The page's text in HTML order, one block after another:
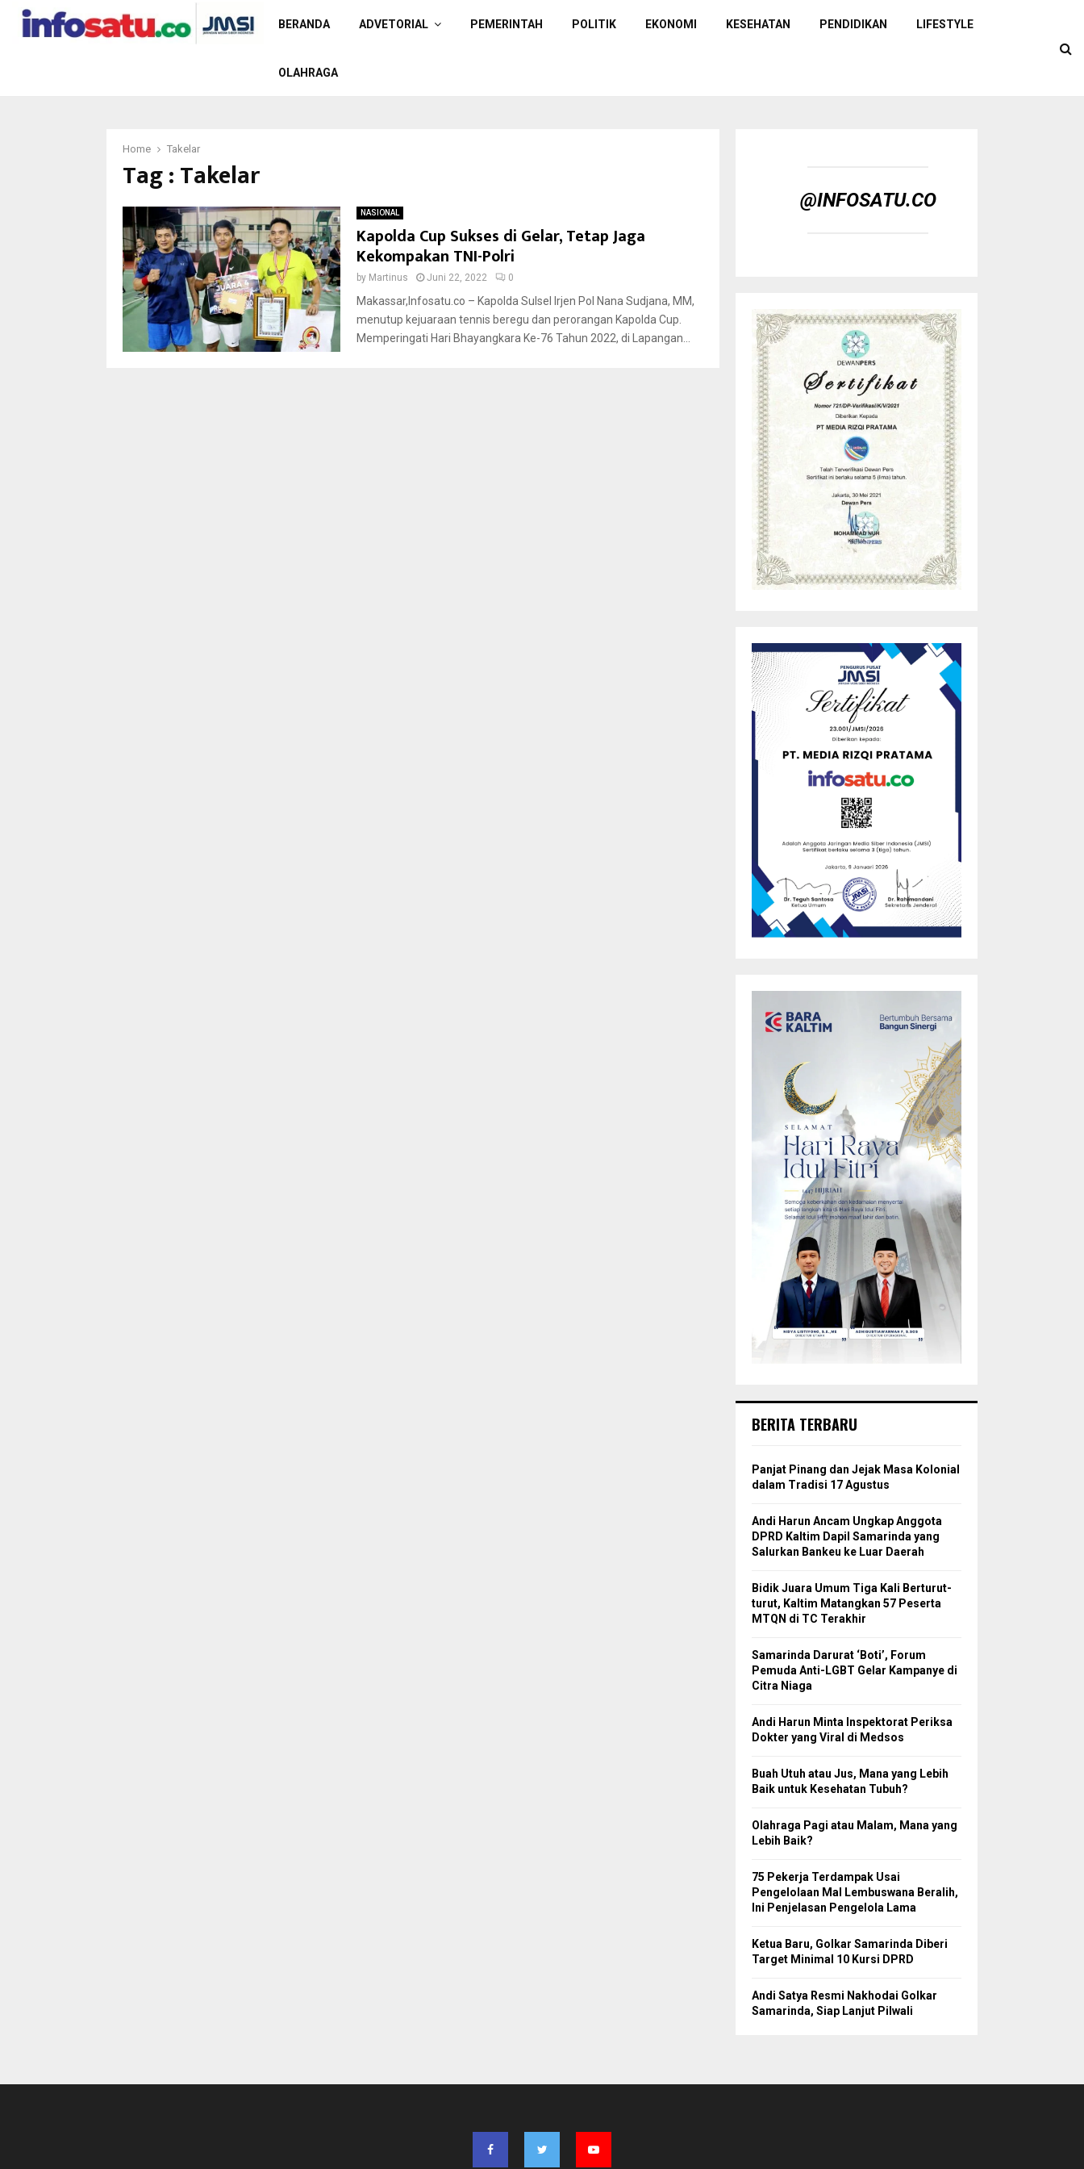
BERANDA ADVETORIAL PEMERINTAH POLITIK EKONOMI KESEHATAN PENDIDIKAN LIFESTYLE
OLAHRAGA
Home Takelar
Tag : Takelar
NASIONAL
Kapolda Cup Sukses di Gelar, Tetap Jaga
Kekompakan TNI-Polri
by Martinus Juni 22, 2022 0
Makassar,Infosatu.co – Kapolda Sulsel Irjen Pol Nana Sudjana, MM,
menutup kejuaraan tennis beregu dan perorangan Kapolda Cup.
Memperingati Hari Bhayangkara Ke-76 Tahun 2022, di Lapangan...
@INFOSATU.CO
BERITA TERBARU
Panjat Pinang dan Jejak Masa Kolonial
dalam Tradisi 17 Agustus
Andi Harun Ancam Ungkap Anggota
DPRD Kaltim Dapil Samarinda yang
Salurkan Bankeu ke Luar Daerah
Bidik Juara Umum Tiga Kali Berturut-
turut, Kaltim Matangkan 57 Peserta
MTQN di TC Terakhir
Samarinda Darurat ‘Boti’, Forum
Pemuda Anti-LGBT Gelar Kampanye di
Citra Niaga
Andi Harun Minta Inspektorat Periksa
Dokter yang Viral di Medsos
Buah Utuh atau Jus, Mana yang Lebih
Baik untuk Kesehatan Tubuh?
Olahraga Pagi atau Malam, Mana yang
Lebih Baik?
75 Pekerja Terdampak Usai
Pengelolaan Mal Lembuswana Beralih,
Ini Penjelasan Pengelola Lama
Ketua Baru, Golkar Samarinda Diberi
Target Minimal 10 Kursi DPRD
Andi Satya Resmi Nakhodai Golkar
Samarinda, Siap Lanjut Pilwali